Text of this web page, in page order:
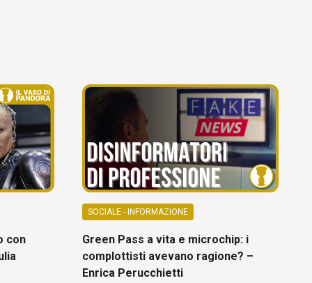
con
SOCIALE - INFORMAZIONE
Green Pass a vita e microchip: i
complottisti avevano ragione? –
Enrica Perucchietti